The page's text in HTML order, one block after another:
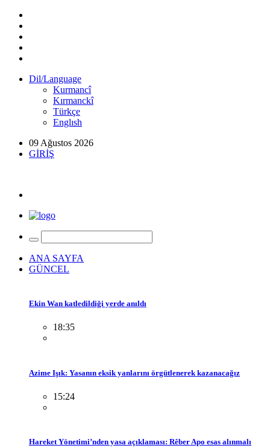
Dil/Language
Kurmancî
Kırmanckî
Türkçe
Englısh
09 Ağustos 2026
GİRİŞ
ANA SAYFA
GÜNCEL
Ekin Wan katledildiği yerde anıldı
18:35
Azime Işık: Yasanın eksik yanlarını örgütlenerek kazanacağız
15:24
Hareket Yönetimi’nden yasa açıklaması: Rêber Apo esas alınmalı